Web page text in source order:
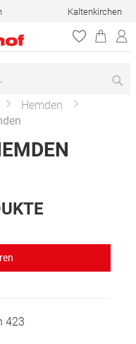
Kaltenkirchen
Hemden
423